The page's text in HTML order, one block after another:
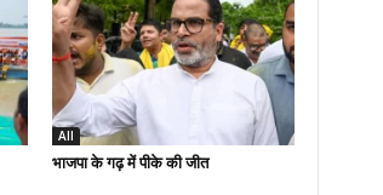
All
भाजपा के गढ़ में पीके की जीत